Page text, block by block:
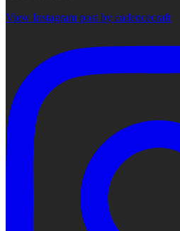
View Instagram post by cadencecraft